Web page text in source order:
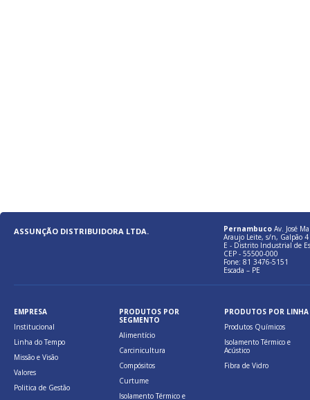
ASSUNÇÃO DISTRIBUIDORA LTDA. Pernambuco Av. José
Araujo Leite, s/n, Galpão 4
E - Distrito Industrial de
CEP - 55500-000
Fone: 81 3476-5151
Escada – PE
EMPRESA
Institucional
Linha do Tempo
Missão e Visão
Valores
Politica de Gestão
PRODUTOS POR
SEGMENTO
Alimentício
Carcinicultura
Compósitos
Curtume
Isolamento Térmico e
PRODUTOS POR LINHA
Produtos Químicos
Isolamento Térmico e
Acústico
Fibra de Vidro